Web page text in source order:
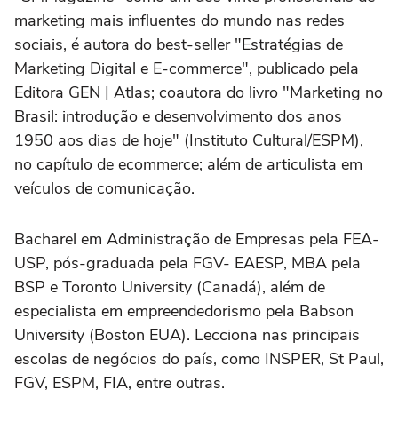
marketing mais influentes do mundo nas redes
sociais, é autora do best-seller "Estratégias de
Marketing Digital e E-commerce", publicado pela
Editora GEN | Atlas; coautora do livro "Marketing no
Brasil: introdução e desenvolvimento dos anos
1950 aos dias de hoje" (Instituto Cultural/ESPM),
no capítulo de ecommerce; além de articulista em
veículos de comunicação.
Bacharel em Administração de Empresas pela FEA-
USP, pós-graduada pela FGV- EAESP, MBA pela
BSP e Toronto University (Canadá), além de
especialista em empreendedorismo pela Babson
University (Boston EUA). Lecciona nas principais
escolas de negócios do país, como INSPER, St Paul,
FGV, ESPM, FIA, entre outras.